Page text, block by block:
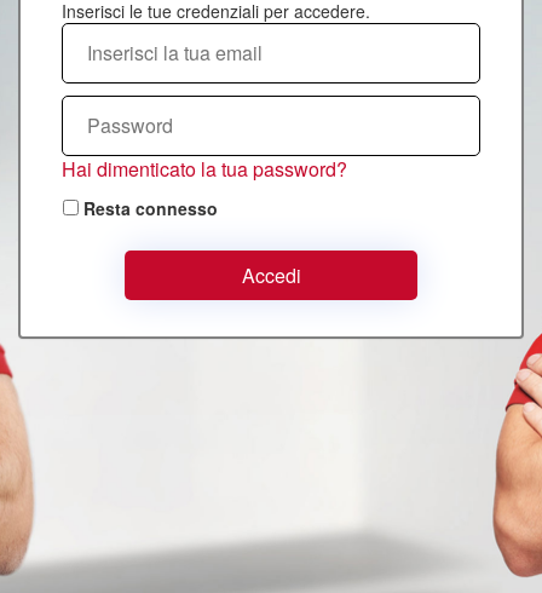
Hai dimenticato la tua password?
Resta connesso
Accedi